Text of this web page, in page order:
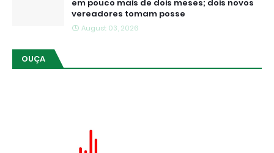
em pouco mais de dois meses; dois novos
vereadores tomam posse
August 03, 2026
OUÇA